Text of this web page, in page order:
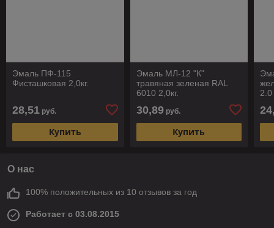
Эмаль ПФ-115
Фисташковая 2,0кг.
28,51 руб.
Купить
Эмаль МЛ-12 "К"
травяная зеленая RAL
6010 2,0кг.
30,89руб.
Купить
2.0
О нас
100% положительных из 10 отзывов за год
Работает с 03.08.2015